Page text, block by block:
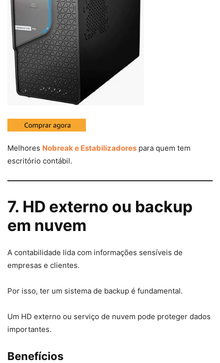
Melhores Nobreak e Estabilizadores para quem tem
escritório contábil.
7. HD externo ou backup
em nuvem
A contabilidade lida com informações sensíveis de
empresas e clientes.
Por isso, ter um sistema de backup é fundamental.
Um HD externo ou serviço de nuvem pode proteger dados
importantes.
Benefícios